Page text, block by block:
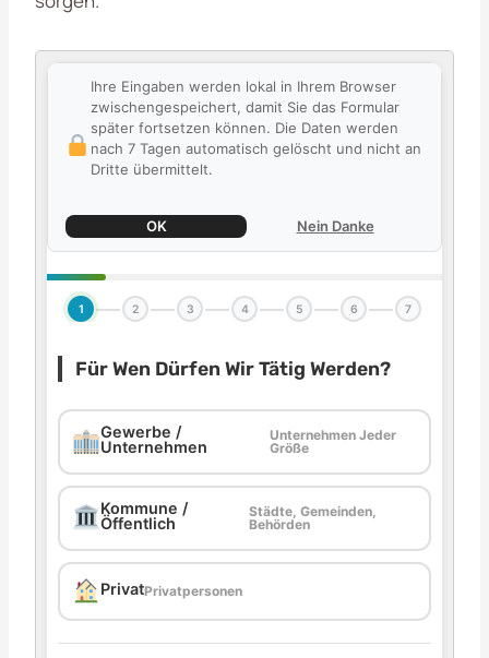
Ihre Eingaben werden lokal in Ihrem Browser
zwischengespeichert, damit Sie das Formular
später fortsetzen können. Die Daten werden
nach 7 Tagen automatisch gelöscht und nicht an
Dritte übermittelt.
OK Nein Danke
1 2 3 4 5 6 7
Für Wen Dürfen Wir Tätig Werden?
Gewerbe /
Unternehmen
Unternehmen Jeder
Größe
Kommune /
Öffentlich
Städte, Gemeinden,
Behörden
PrivatPrivatpersonen